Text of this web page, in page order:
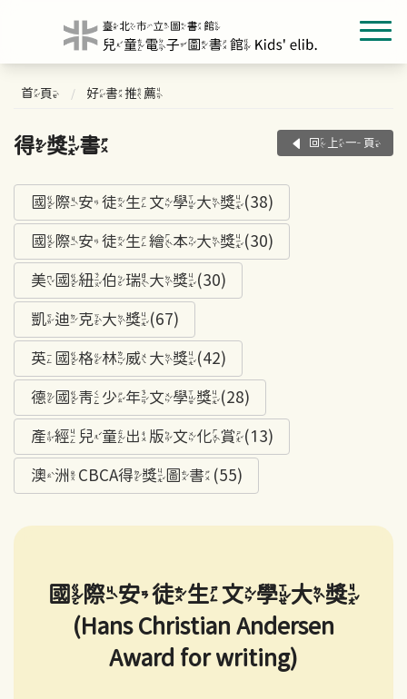
首頁 好書推薦
得獎書 回上一頁
國際安徒生文學大獎(38)
國際安徒生繪本大獎(30)
美國紐伯瑞大獎(30)
凱迪克大獎(67)
英國格林威大獎(42)
德國青少年文學獎(28)
產經兒童出版文化賞(13)
澳洲CBCA得獎圖書(55)
國際安徒生文學大獎
(Hans Christian Andersen
Award for writing)